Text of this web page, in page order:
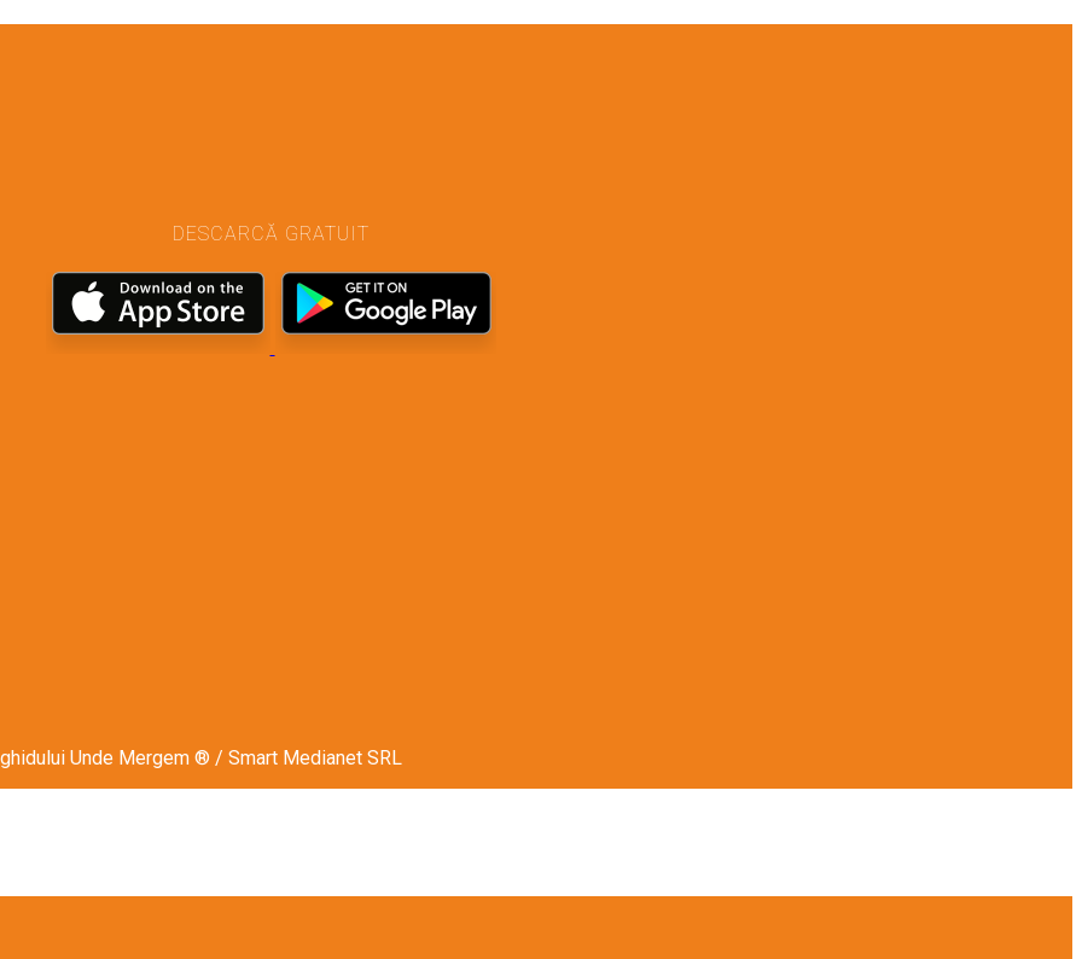
DESCARCĂ GRATUIT
Unde Mergem ® / Smart Medianet SRL